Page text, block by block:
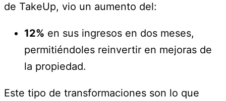
de TakeUp, vio un aumento del:
12% en sus ingresos en dos meses,
permitiéndoles reinvertir en mejoras de
la propiedad.
Este tipo de transformaciones son lo que